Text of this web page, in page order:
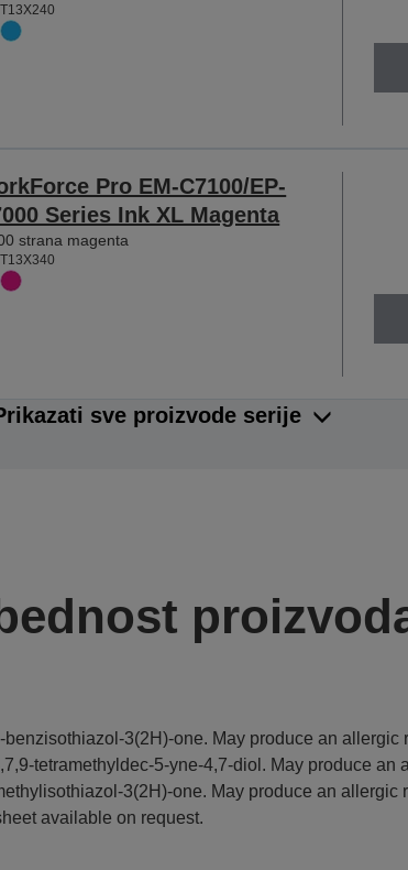
Pro EM-C7100/EP-
Series Ink XL Magenta
strana magenta
sve proizvode serije
benzisothiazol-3(2H)-one. May produce an allergic
tetramethyldec-5-yne-4,7-diol. May produce an
3(2H)-one. May produce an allergic
available on request.